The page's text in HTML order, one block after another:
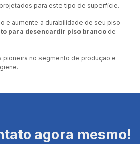
para este tipo de superfície.
e aumente a durabilidade de seu piso
para desencardir piso branco de
pioneira no segmento de produção e
agora mesmo!